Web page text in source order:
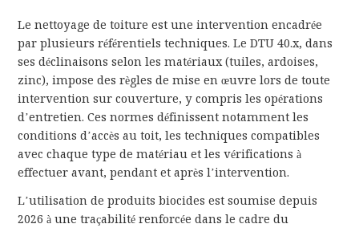
Le nettoyage de toiture est une intervention encadrée
par plusieurs référentiels techniques. Le DTU 40.x, dans
ses déclinaisons selon les matériaux (tuiles, ardoises,
zinc), impose des règles de mise en œuvre lors de toute
intervention sur couverture, y compris les opérations
d’entretien. Ces normes définissent notamment les
conditions d’accès au toit, les techniques compatibles
avec chaque type de matériau et les vérifications à
effectuer avant, pendant et après l’intervention.
L’utilisation de produits biocides est soumise depuis
2026 à une traçabilité renforcée dans le cadre du